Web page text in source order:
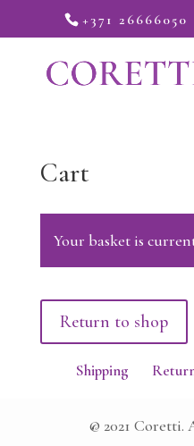
+371 26666050
Cart
Your basket is
Return to shop
Shipping
@ 2021